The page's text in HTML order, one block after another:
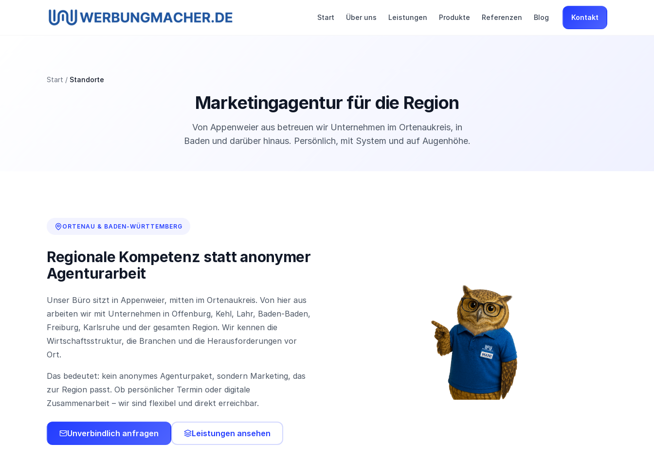
Start Über uns Leistungen Produkte Referenzen Blog Kontakt
Start Standorte
Marketingagentur für die Region
Von Appenweier aus betreuen wir Unternehmen im Ortenaukreis, in
Baden und darüber hinaus. Persönlich, mit System und auf Augenhöhe.
ORTENAU & BADEN-WÜRTTEMBERG
Regionale Kompetenz statt anonymer
Agenturarbeit
Unser Büro sitzt in Appenweier, mitten im Ortenaukreis. Von hier aus
arbeiten wir mit Unternehmen in Offenburg, Kehl, Lahr, Baden-Baden,
Freiburg, Karlsruhe und der gesamten Region. Wir kennen die
Wirtschaftsstruktur, die Branchen und die Herausforderungen vor
Ort.
Das bedeutet: kein anonymes Agenturpaket, sondern Marketing, das
zur Region passt. Ob persönlicher Termin oder digitale
Zusammenarbeit – wir sind flexibel und direkt erreichbar.
Unverbindlich anfragen Leistungen ansehen